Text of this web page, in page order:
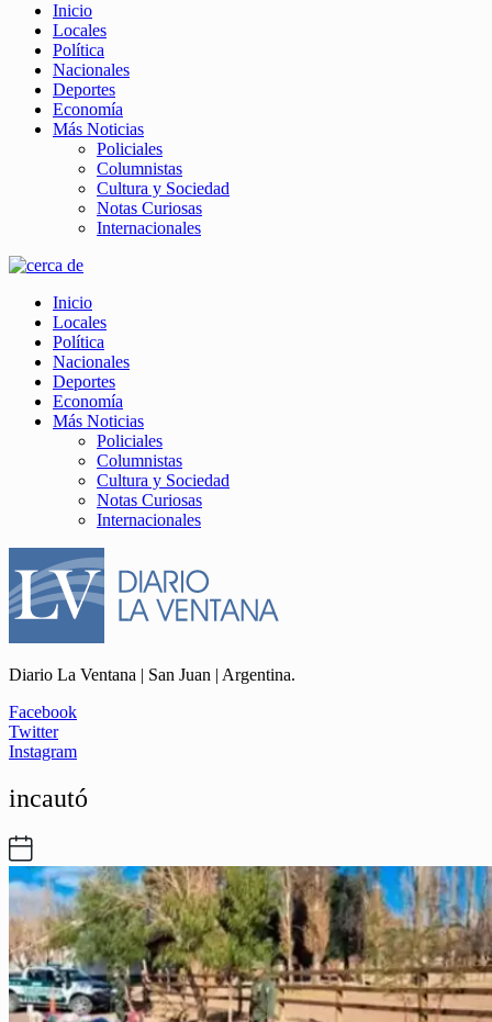
Inicio
Locales
Política
Nacionales
Deportes
Economía
Más Noticias
Policiales
Columnistas
Cultura y Sociedad
Notas Curiosas
Internacionales
Inicio
Locales
Política
Nacionales
Deportes
Economía
Más Noticias
Policiales
Columnistas
Cultura y Sociedad
Notas Curiosas
Internacionales
Diario La Ventana | San Juan | Argentina.
Facebook
Twitter
Instagram
incautó